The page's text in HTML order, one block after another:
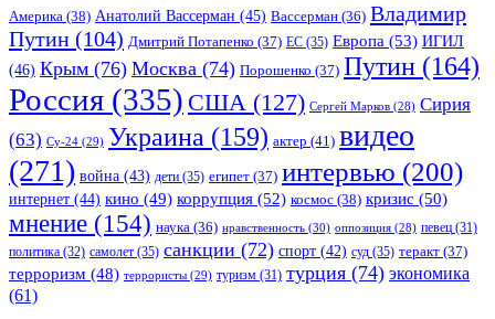
Америка (38) Анатолий Вассерман (45) Вассерман (36) Владимир
Путин (104) Дмитрий Потапенко (37) ЕС (35) Европа (53) ИГИЛ
(46) Крым (76) Москва (74) Порошенко (37) Путин (164)
Россия (335) США (127) Сергей Марков (28) Сирия
(63) Су-24 (29) Украина (159) актер (41) видео
(271) война (43) дети (35) египет (37) интервью (200)
интернет (44) кино (49) коррупция (52) космос (38) кризис (50)
мнение (154) наука (36) нравственность (30) оппозиция (28) певец (31)
политика (32) самолет (35) санкции (72) спорт (42) суд (35) теракт (37)
терроризм (48) террористы (29) туризм (31) турция (74) экономика
(61)